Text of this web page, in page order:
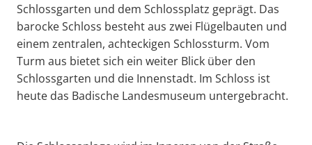
Schlossgarten und dem Schlossplatz geprägt. Das
barocke Schloss besteht aus zwei Flügelbauten und
einem zentralen, achteckigen Schlossturm. Vom
Turm aus bietet sich ein weiter Blick über den
Schlossgarten und die Innenstadt. Im Schloss ist
heute das Badische Landesmuseum untergebracht.